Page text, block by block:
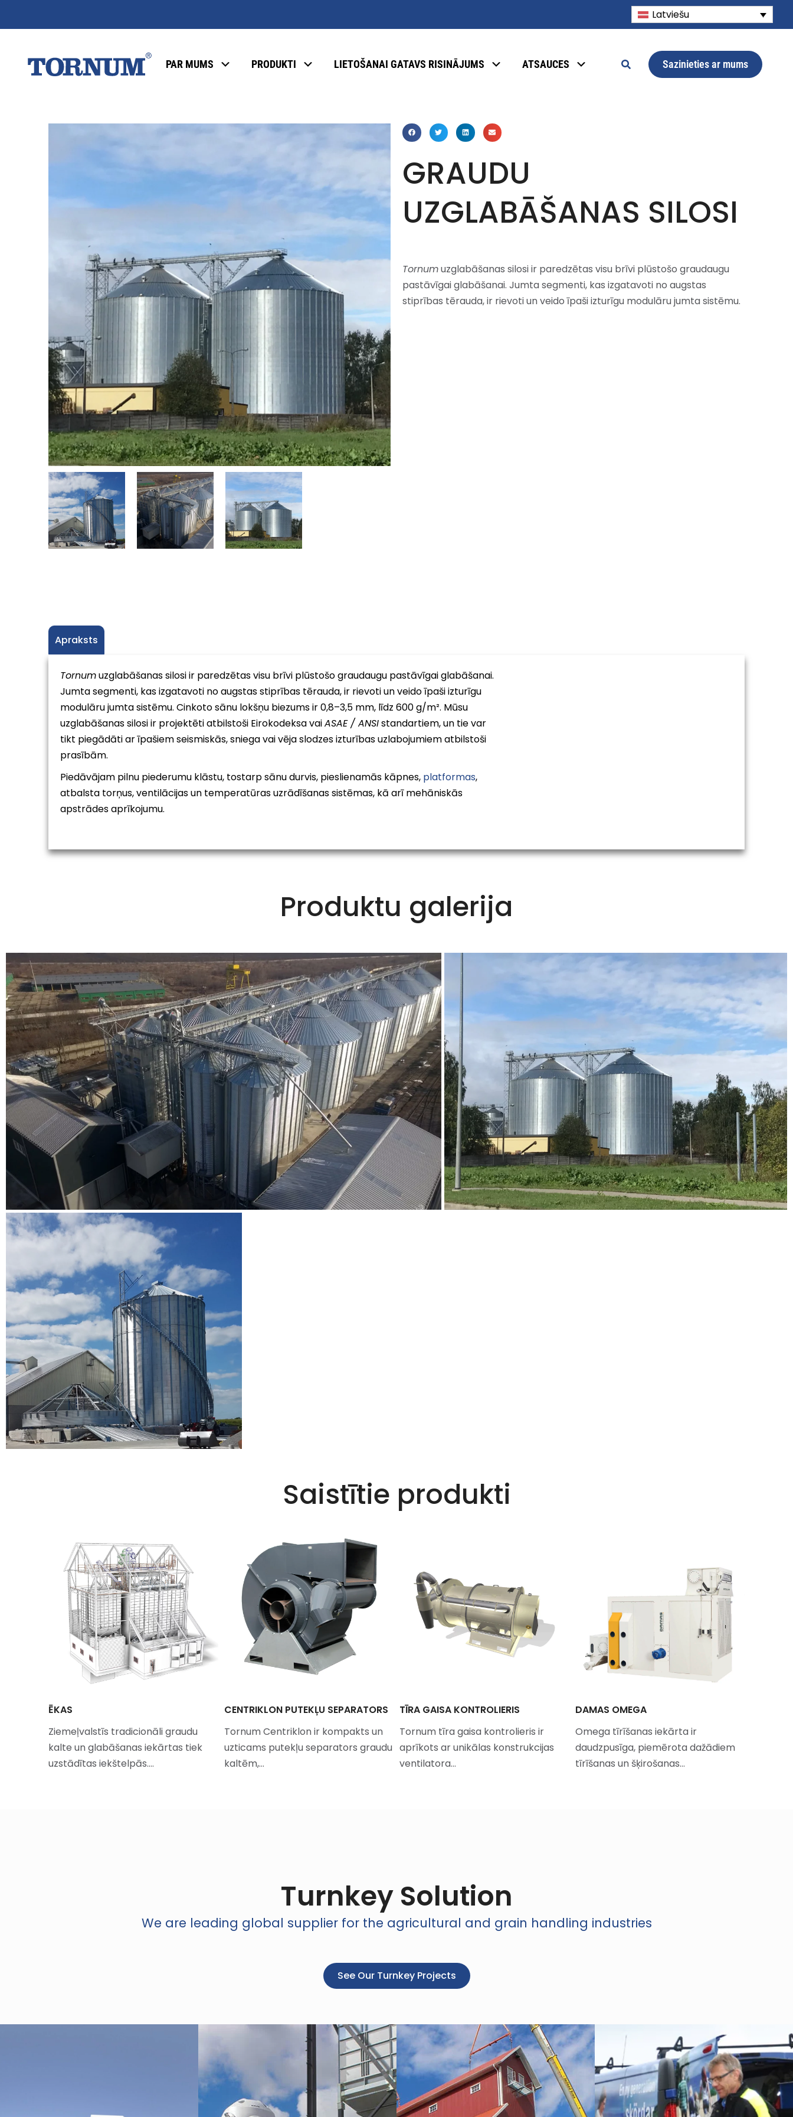
Latviešu
PAR MUMS PRODUKTI LIETOŠANAI GATAVS RISINĀJUMS ATSAUCES Sazinieties ar mums
GRAUDU
UZGLABĀŠANAS SILOSI
Tornumuzglabāšanas silosi ir paredzētas visu brīvi plūstošo graudaugu
pastāvīgai glabāšanai. Jumta segmenti, kas izgatavoti no augstas
stiprības tērauda, ir rievoti un veido īpaši izturīgu modulāru jumta sistēmu.
Apraksts
Tornumuzglabāšanas silosi ir paredzētas visu brīvi plūstošo graudaugu pastāvīgai glabāšanai.
Jumta segmenti, kas izgatavoti no augstas stiprības tērauda, ir rievoti un veido īpaši izturīgu
modulāru jumta sistēmu. Cinkoto sānu lokšņu biezums ir 0,8–3,5 mm, līdz 600 g/m². Mūsu
uzglabāšanas silosi ir projektēti atbilstoši Eirokodeksa vaiASAE / ANSIstandartiem, un tie var
tikt piegādāti ar īpašiem seismiskās, sniega vai vēja slodzes izturības uzlabojumiem atbilstoši
prasībām.
Piedāvājam pilnu piederumu klāstu, tostarp sānu durvis, pieslienamās kāpnes, platformas,
atbalsta torņus, ventilācijas un temperatūras uzrādīšanas sistēmas, kā arī mehāniskās
apstrādes aprīkojumu.
Produktu galerija
Saistītie produkti
ĒKAS
Ziemeļvalstīs tradicionāli graudu
kalte un glabāšanas iekārtas tiek
uzstādītas iekštelpās.…
CENTRIKLON PUTEKĻU SEPARATORS
Tornum Centriklon ir kompakts un
uzticams putekļu separators graudu
kaltēm,…
TĪRA GAISA KONTROLIERIS
Tornum tīra gaisa kontrolieris ir
aprīkots ar unikālas konstrukcijas
ventilatora…
DAMAS OMEGA
Omega tīrīšanas iekārta ir
daudzpusīga, piemērota dažādiem
tīrīšanas un šķirošanas…
Turnkey Solution
We are leading global supplier for the agricultural and grain handling industries
See Our Turnkey Projects